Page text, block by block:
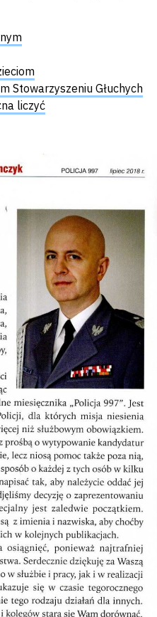
Stowarzyszeniu Głuchych
liczyć